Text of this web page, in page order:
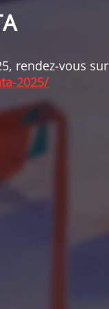
rendez-vous sur
2025/